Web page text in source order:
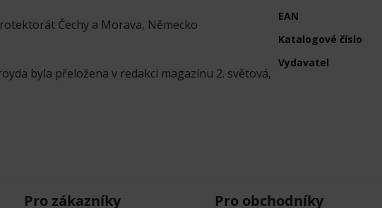
Čechy a Morava, Německo
byla přeložena v redakci magazínu 2. světová,
EAN
Katalogové číslo
Vydavatel
Pro zákazníky Pro obchodníky